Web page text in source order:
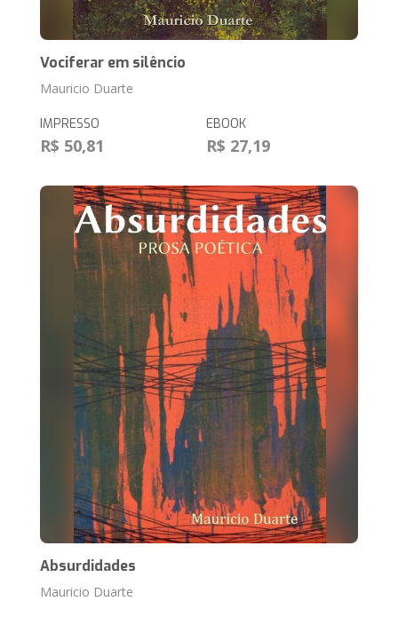
Vociferar em silêncio
Mauricio Duarte
IMPRESSO
R$ 50,81
EBOOK
R$ 27,19
Absurdidades
Mauricio Duarte